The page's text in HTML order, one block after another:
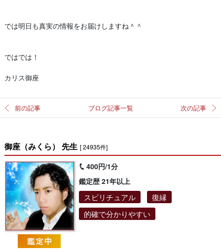
では明日も真実の情報をお届けしますね＾＾
ではでは！
カリス御座
前の記事 ブログ記事一覧 次の記事
御座（みくら） 先生 [ 24935件]
400円/1分
鑑定歴 21年以上
スピリチュアル
復縁
的確で分かりやすい